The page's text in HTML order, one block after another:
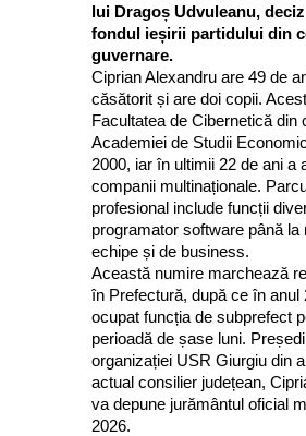
lui Dragoș Udvuleanu,
fondul ieșirii partidului din
guvernare.
Ciprian Alexandru are 49 de
căsătorit și are doi copii.
Facultatea de Cibernetică din
Academiei de Studii
2000, iar în ultimii 22 de ani a
companii multinaționale.
profesional include funcții
programator software până la
echipe și de business.
Această numire marchează
în Prefectură, după ce în anul
ocupat funcția de subprefect
perioadă de șase luni.
organizației USR Giurgiu din
actual consilier județean,
va depune jurământul oficial
2026.